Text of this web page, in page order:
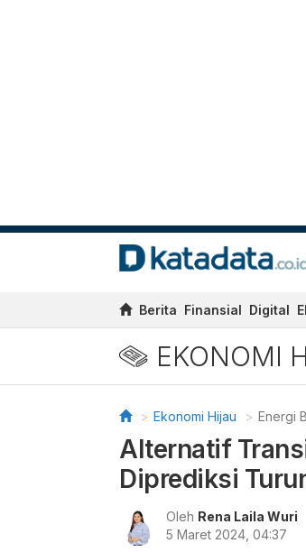
Berita Finansial Digital
EKONOMI
Ekonomi Hijau Energi
Alternatif
Diprediksi
Oleh Rena Laila Wuri
5 Maret 2024, 04:37